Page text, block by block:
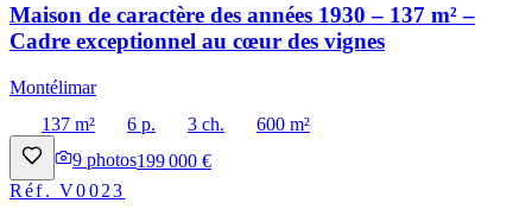
Maison de caractère des années 1930 – 137 m² –
Cadre exceptionnel au cœur des vignes
Montélimar
137 m²
6 p. 3 ch.
600 m²
9 photos199 000 €
Réf.V0023